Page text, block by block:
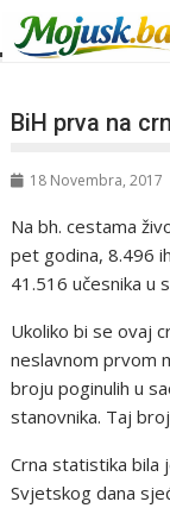
BiH prva na
18 Novembra, 2017
Na bh. cestama
pet godina, 8.496
41.516 učesnika u
Ukoliko bi se ovaj
neslavnom prvom
broju poginulih u
stanovnika. Taj
Crna statistika bila
Svjetskog dana